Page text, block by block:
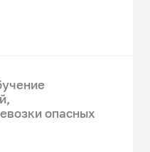
опасных